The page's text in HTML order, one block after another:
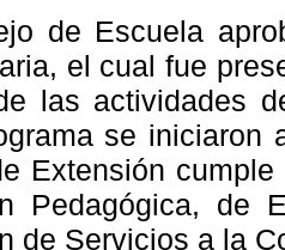
de Escuela
el cual fue
las actividades
se iniciaron
Extensión
Pedagógica, de
de Servicios a la